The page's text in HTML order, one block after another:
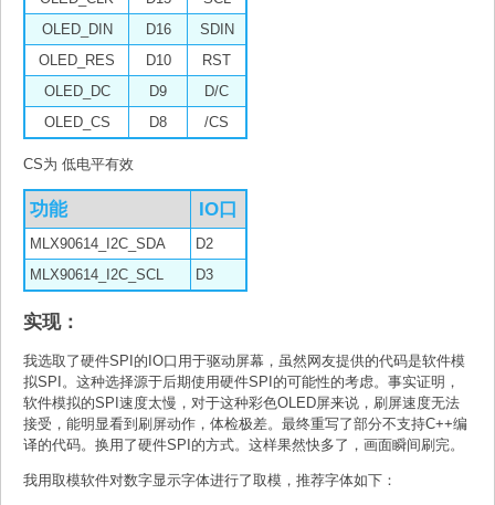
OLED_DIN
D16
SDIN
OLED_RES
D10
RST
OLED_DC
D9
D/C
OLED_CS
D8 /CS
CS为 低电平有效
功能 IO口
MLX90614_I2C_SDA
D2
MLX90614_I2C_SCL
D3
实现：
我选取了硬件SPI的IO口用于驱动屏幕，虽然网友提供的代码是软件模
拟SPI。这种选择源于后期使用硬件SPI的可能性的考虑。事实证明，
软件模拟的SPI速度太慢，对于这种彩色OLED屏来说，刷屏速度无法
接受，能明显看到刷屏动作，体检极差。最终重写了部分不支持C++编
译的代码。换用了硬件SPI的方式。这样果然快多了，画面瞬间刷完。
我用取模软件对数字显示字体进行了取模，推荐字体如下：